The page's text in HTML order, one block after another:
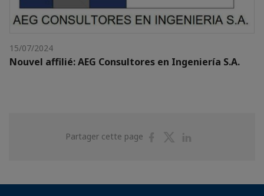
15/07/2024
Nouvel affilié: AEG Consultores en Ingeniería S.A.
Partager cette page
PartagerPartager